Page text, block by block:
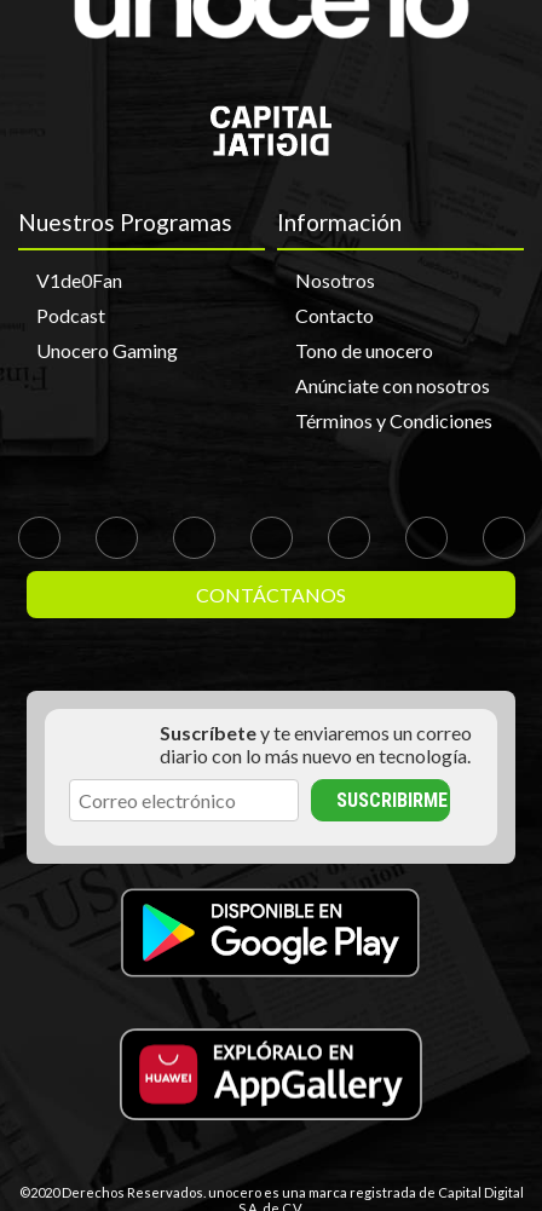
Nuestros Programas
V1de0Fan
Podcast
Unocero Gaming
Información
Nosotros
Contacto
Tono de unocero
Anúnciate con nosotros
Términos y Condiciones
CONTÁCTANOS
Suscríbetey te enviaremos un correo
diario con lo más nuevo en tecnología.
©2020 Derechos Reservados. unocero es una marca registrada de Capital Digital